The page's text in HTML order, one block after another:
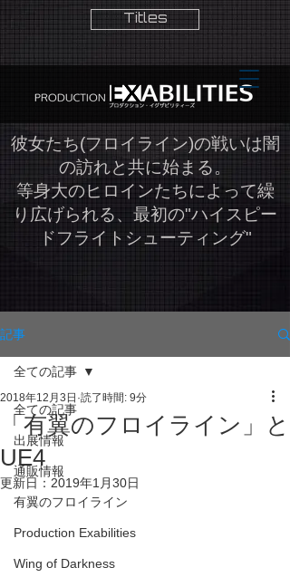
​彼女たち(フロイライン)の戦いは闇
の訪れと共に始まる。
等身大のヒロインたちによって繰
り広げられる、最初の"ハイスピー
ドフライトシューティング"
Titles
記事
全ての記事
出展情報
通販情報
有翼のフロイライン
Production Exabilities
Wing of Darkness
全ての記事
「有翼のフロイライン」と
UE4
2018年12月3日 読了時間: 9分
更新日： 2019年1月30日